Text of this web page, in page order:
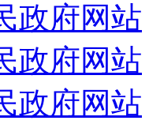
政府网站
政府网站
政府网站